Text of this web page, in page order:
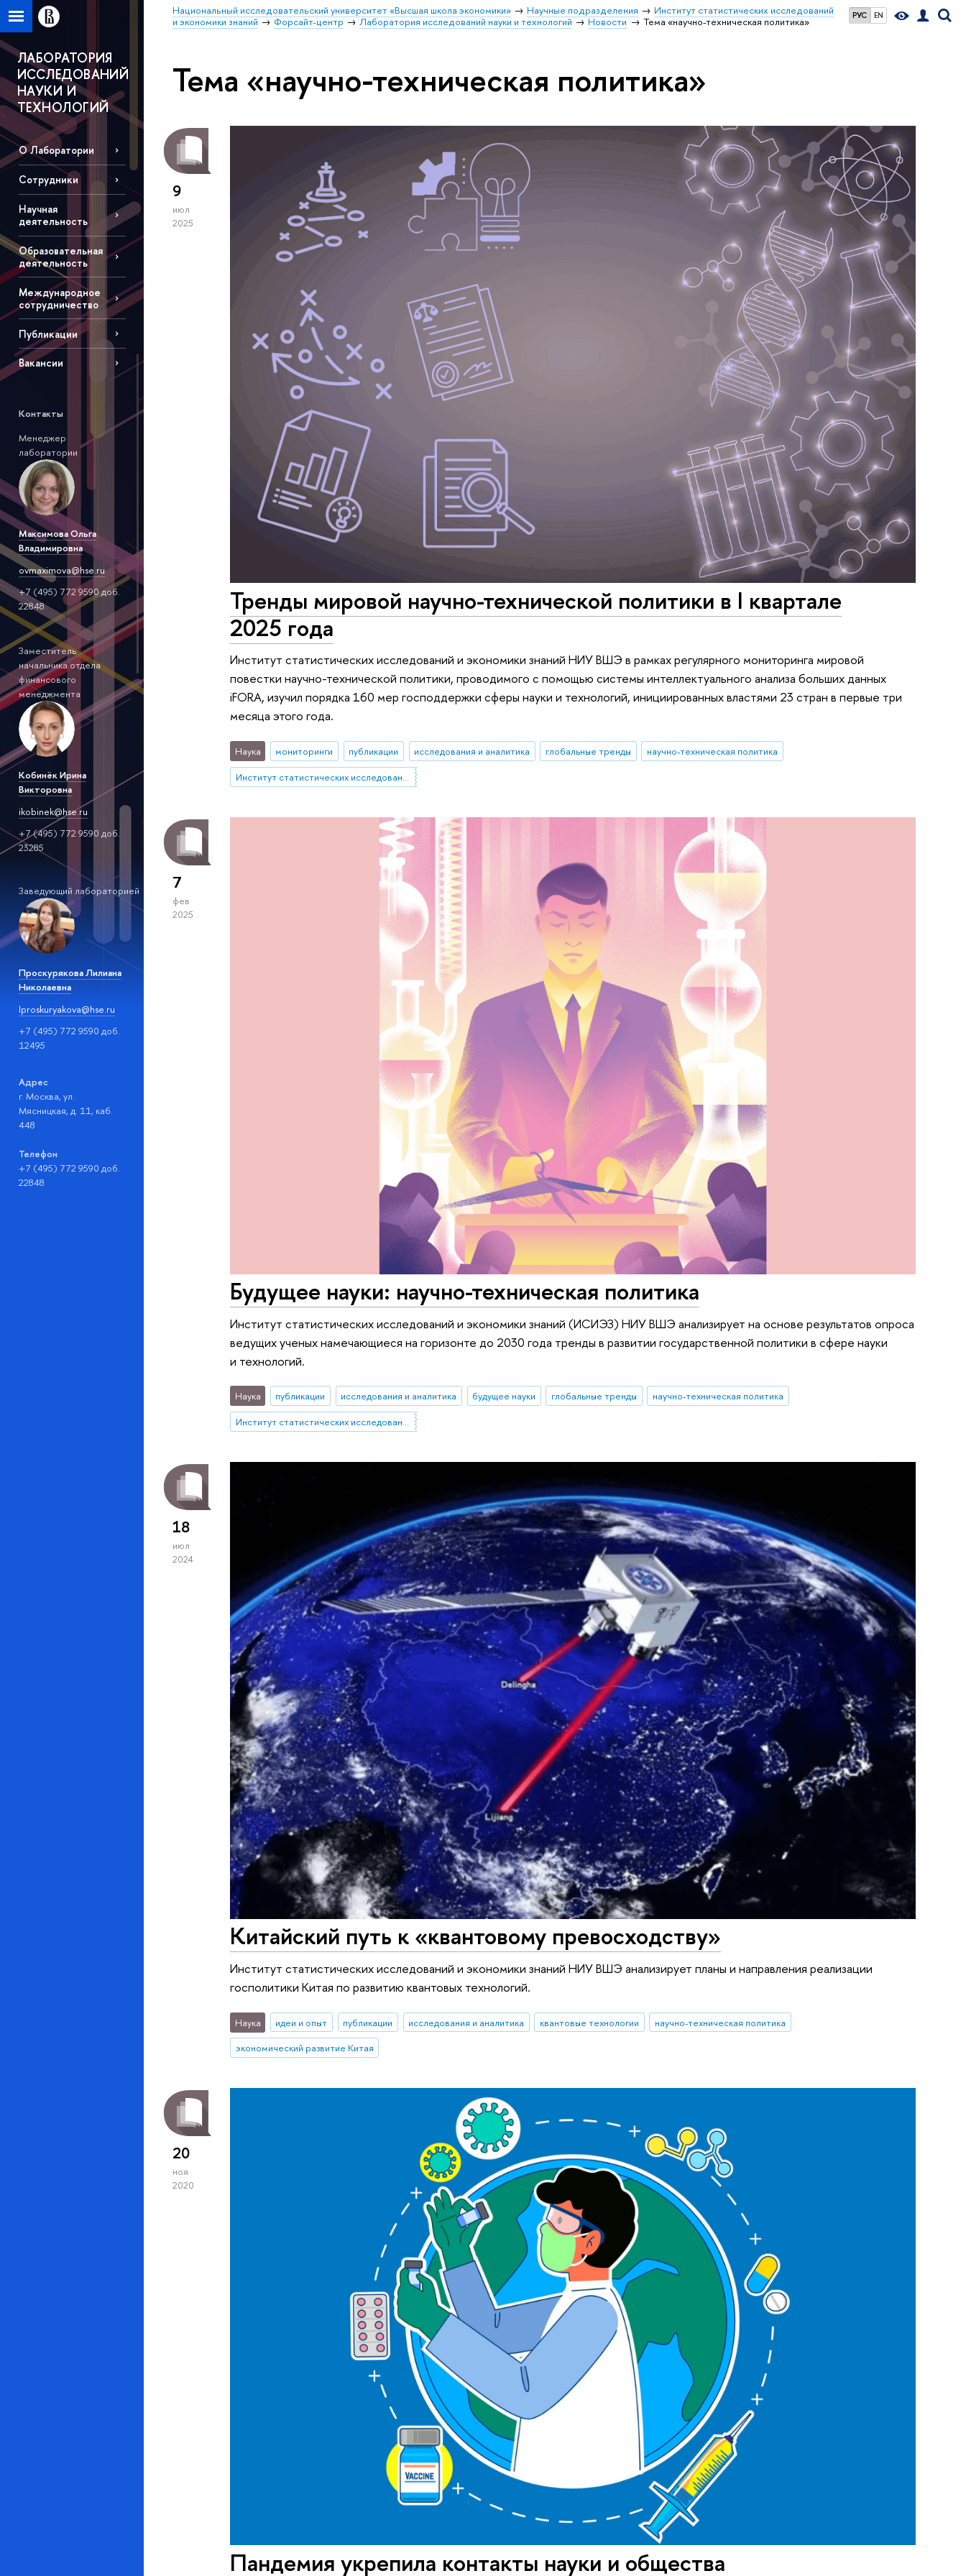
РУС EN
Национальный исследовательский университет «Высшая школа экономики» Научные подразделения
Институт статистических исследований
и экономики знаний
Форсайт-центр Лаборатория исследований науки и технологий Новости Тема «научно-техническая политика»
ЛАБОРАТОРИЯ
ИССЛЕДОВАНИЙ
НАУКИ И
ТЕХНОЛОГИЙ
О Лаборатории
Сотрудники
Научная
деятельность
Образовательная
деятельность
Международное
сотрудничество
Публикации
Вакансии
Контакты
Менеджер
лаборатории
Максимова Ольга
Владимировна
ovmaximova@hse.ru
+7 (495) 772 9590 доб.
22848
Заместитель
начальника отдела
финансового
менеджмента
Кобинёк Ирина
Викторовна
ikobinek@hse.ru
+7 (495) 772 9590 доб.
23285
Заведующий лабораторией
Проскурякова Лилиана
Николаевна
lproskuryakova@hse.ru
+7 (495) 772 9590 доб.
12495
Адрес
г. Москва, ул.
Мясницкая, д. 11, каб.
448
Телефон
+7 (495) 772 9590 доб.
22848
Тема «научно-техническая политика»
9
июл
2025
Тренды мировой научно-технической политики в I квартале
2025 года
Институт статистических исследований и экономики знаний НИУ ВШЭ в рамках регулярного мониторинга мировой
повестки научно-технической политики, проводимого с помощью системы интеллектуального анализа больших данных
iFORA, изучил порядка 160 мер господдержки сферы науки и технологий, инициированных властями 23 стран в первые три
месяца этого года.
Наука мониторинги публикации исследования и аналитика глобальные тренды
научно-техническая политика
Институт статистических исследований и экономики знаний
7
фев
2025
Будущее науки: научно-техническая политика
Институт статистических исследований и экономики знаний (ИСИЭЗ) НИУ ВШЭ анализирует на основе результатов опроса
ведущих ученых намечающиеся на горизонте до 2030 года тренды в развитии государственной политики в сфере науки
и технологий.
Наука публикации исследования и аналитика будущее науки глобальные тренды
научно-техническая политика
Институт статистических исследований и экономики знаний
18
июл
2024
Китайский путь к «квантовому превосходству»
Институт статистических исследований и экономики знаний НИУ ВШЭ анализирует планы и направления реализации
госполитики Китая по развитию квантовых технологий.
Наука идеи и опыт публикации исследования и аналитика квантовые технологии
научно-техническая политика
экономический развитие Китая
20
ноя
2020
Пандемия укрепила контакты науки и общества